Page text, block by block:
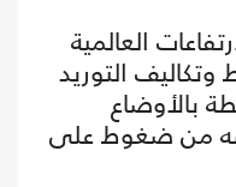
العالمية
التوريد
بالأوضاع
من ضغوط على